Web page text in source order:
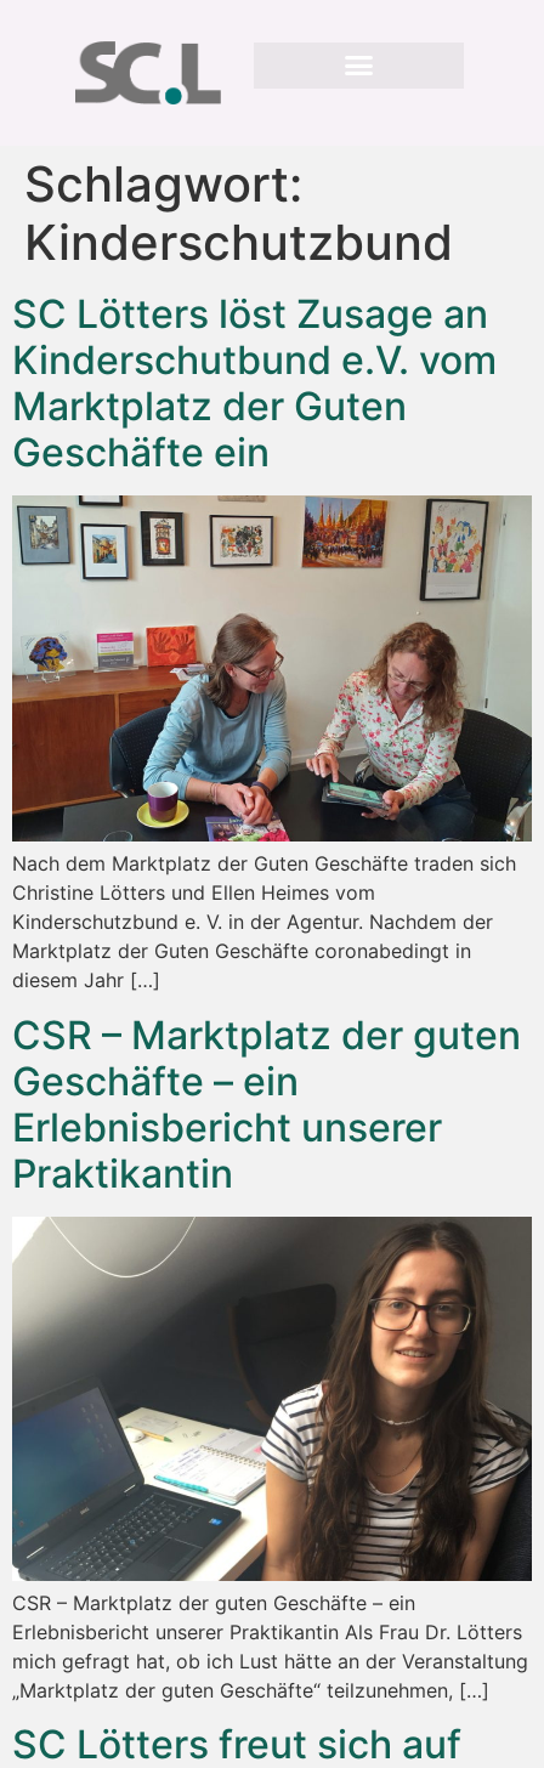
Schlagwort:
Kinderschutzbund
SC Lötters löst Zusage an
Kinderschutbund e.V. vom
Marktplatz der Guten
Geschäfte ein
Nach dem Marktplatz der Guten Geschäfte traden sich
Christine Lötters und Ellen Heimes vom
Kinderschutzbund e. V. in der Agentur. Nachdem der
Marktplatz der Guten Geschäfte coronabedingt in
diesem Jahr […]
CSR – Marktplatz der guten
Geschäfte – ein
Erlebnisbericht unserer
Praktikantin
CSR – Marktplatz der guten Geschäfte – ein
Erlebnisbericht unserer Praktikantin Als Frau Dr. Lötters
mich gefragt hat, ob ich Lust hätte an der Veranstaltung
„Marktplatz der guten Geschäfte“ teilzunehmen, […]
SC Lötters freut sich auf